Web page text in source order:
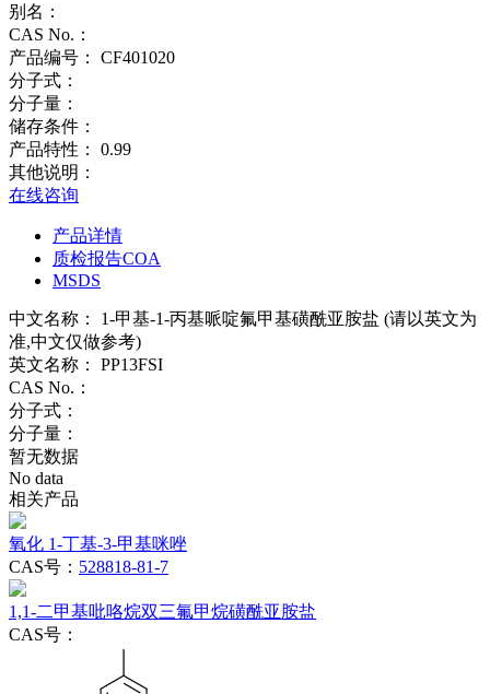
别名：
CAS No.：
产品编号：
CF401020
分子式：
分子量：
储存条件：
产品特性：
0.99
其他说明：
在线咨询
产品详情
质检报告COA
MSDS
中文名称： 1-甲基-1-丙基哌啶氟甲基磺酰亚胺盐 (请以英文为
准,中文仅做参考)
英文名称： PP13FSI
CAS No.：
分子式：
分子量：
暂无数据
No data
相关产品
氧化 1-丁基-3-甲基咪唑
CAS号： 528818-81-7
1,1-二甲基吡咯烷双三氟甲烷磺酰亚胺盐
CAS号：